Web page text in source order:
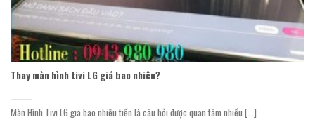
Thay màn hình tivi LG giá bao nhiêu?
Màn Hình Tivi LG giá bao nhiêu tiền là câu hỏi được quan tâm nhiều [...]